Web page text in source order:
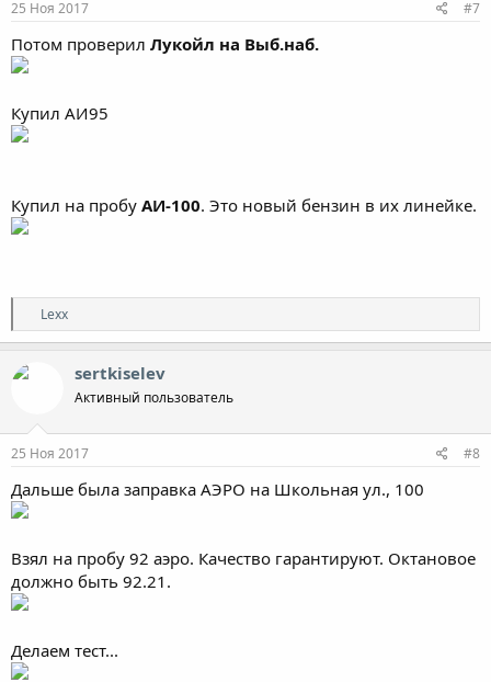
25 Ноя 2017 #7
Потом проверил Лукойл на Выб.наб.
Купил АИ95
Купил на пробу АИ-100. Это новый бензин в их линейке.
Р
е
а
:
Lexx
sertkiselev
Активный пользователь
25 Ноя 2017 #8
Дальше была заправка АЭРО на Школьная ул., 100
Взял на пробу 92 аэро. Качество гарантируют. Октановое
должно быть 92.21.
Делаем тест...